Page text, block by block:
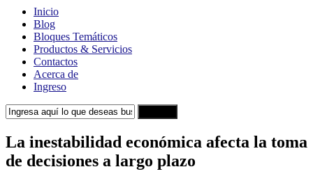
Inicio
Blog
Bloques Temáticos
Productos & Servicios
Contactos
Acerca de
Ingreso
La inestabilidad económica afecta la toma
de decisiones a largo plazo